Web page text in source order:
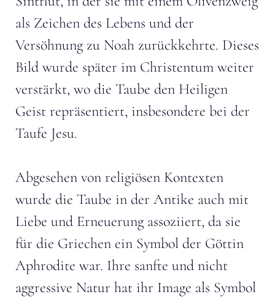
als Zeichen des Lebens und der
Versöhnung zu Noah zurückkehrte. Dieses
Bild wurde später im Christentum weiter
verstärkt, wo die Taube den Heiligen
Geist repräsentiert, insbesondere bei der
Taufe Jesu.
Abgesehen von religiösen Kontexten
wurde die Taube in der Antike auch mit
Liebe und Erneuerung assoziiert, da sie
für die Griechen ein Symbol der Göttin
Aphrodite war. Ihre sanfte und nicht
aggressive Natur hat ihr Image als Symbol